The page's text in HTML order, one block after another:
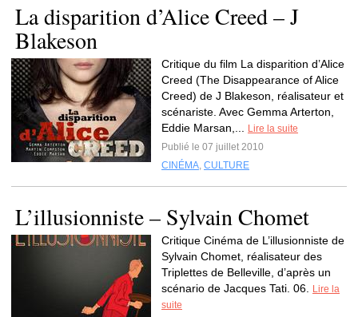
La disparition d’Alice Creed – J
Blakeson
Critique du film La disparition d’Alice
Creed (The Disappearance of Alice
Creed) de J Blakeson, réalisateur et
scénariste. Avec Gemma Arterton,
Eddie Marsan,...
Lire la suite
Publié le 07 juillet 2010
CINÉMA, CULTURE
L’illusionniste – Sylvain Chomet
Critique Cinéma de L’illusionniste de
Sylvain Chomet, réalisateur des
Triplettes de Belleville, d’après un
scénario de Jacques Tati. 06.
Lire la
suite